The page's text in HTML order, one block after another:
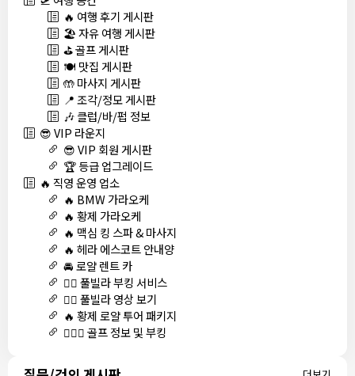
🔥 여행 후기 게시판
🏖️ 자유 여행 게시판
⛳ 골프 게시판
🍽️ 맛집 게시판
🤲 마사지 게시판
📍 조각/정모 게시판
🎶 클럽/바/펍 정보
😎 VIP 라운지
😎 VIP 회원 게시판
🏆 등급 업그레이드
🔥 직영 운영 업소
🔥 BMW 가라오케
🔥 황제 가라오케
🔥 맥심 킹 스파 & 마사지
🔥 헤라 에스코트 안내양
🚘 로얄 렌트 카
🏊‍♀️ 풀빌라 부킹 서비스
🏊‍♀️ 풀빌라 영상 보기
🔥 황제 로얄 투어 패키지
🏌🏻‍♂️ 골프 정보 및 부킹